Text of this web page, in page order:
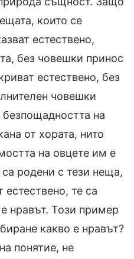
които се
естествено,
без човешки принос
естествено, без
човешки
на
от хората, нито
на овцете им е
родени с тези неща,
естествено, те са
нравът. Този пример
какво е нравът?
понятие, не